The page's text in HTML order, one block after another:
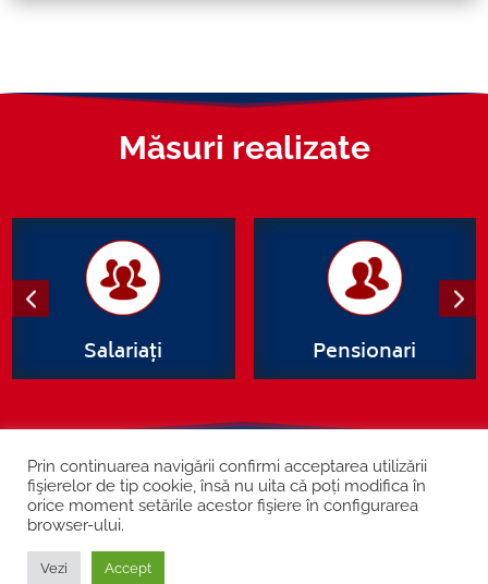
Măsuri realizate
Salariați Pensionari
Șos. Kiseleff nr. 10, București
Contact
Cookie și GDPR
Prin continuarea navigării confirmi acceptarea utilizării
fişierelor de tip cookie, însă nu uita că poți modifica în
orice moment setările acestor fişiere în configurarea
browser-ului.
Vezi Accept